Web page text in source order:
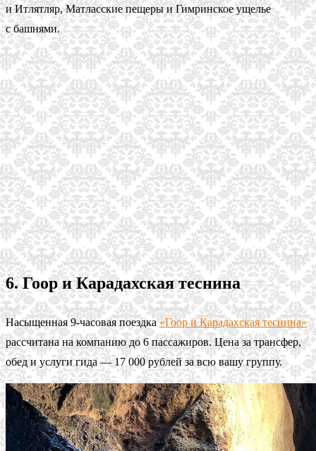
и Итлятляр, Матласские пещеры и Гимринское ущелье
с башнями.
6. Гоор и Карадахская теснина
Насыщенная 9-часовая поездка«Гоор и Карадахская теснина»
рассчитана на компанию до 6 пассажиров. Цена за трансфер,
обед и услуги гида — 17 000 рублей за всю вашу группу.